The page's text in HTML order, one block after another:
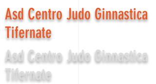
Asd Centro Judo Ginnastica
Tifernate
Asd Centro Judo Ginnastica
Tifernate